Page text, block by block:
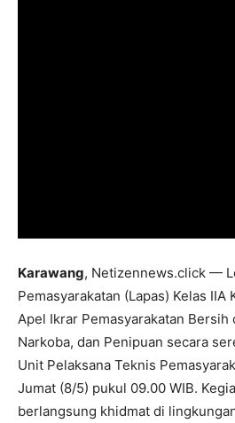
Karawang, Netizennews.click —
Pemasyarakatan (Lapas) Kelas
Apel Ikrar Pemasyarakatan Bersih
Narkoba, dan Penipuan secara
Unit Pelaksana Teknis
Jumat (8/5) pukul 09.00 WIB.
berlangsung khidmat di